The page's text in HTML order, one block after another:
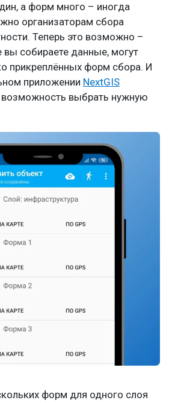
а форм много – иногда
организаторам сбора
Теперь это возможно –
вы собираете данные, могут
прикреплённых форм сбора. И
приложении NextGIS
возможность выбрать нужную
форм для одного слоя